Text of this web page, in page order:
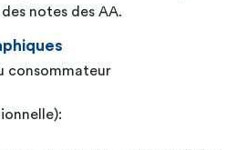
notes des AA.
consommateur